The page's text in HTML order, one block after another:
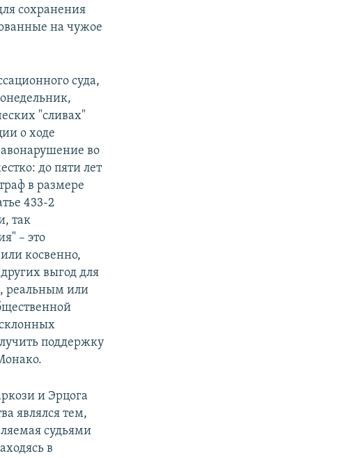
сохранения
на чужое
суда,
"сливах"
о ходе
во
до пяти лет
в размере
433-2
так
– это
косвенно,
выгод для
реальным или
поддержку
и Эрцога
являлся тем,
судьями
в